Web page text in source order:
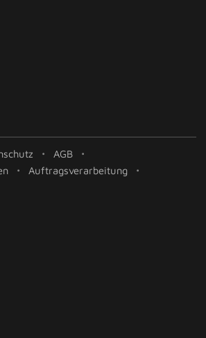
AGB
Auftragsverarbeitung